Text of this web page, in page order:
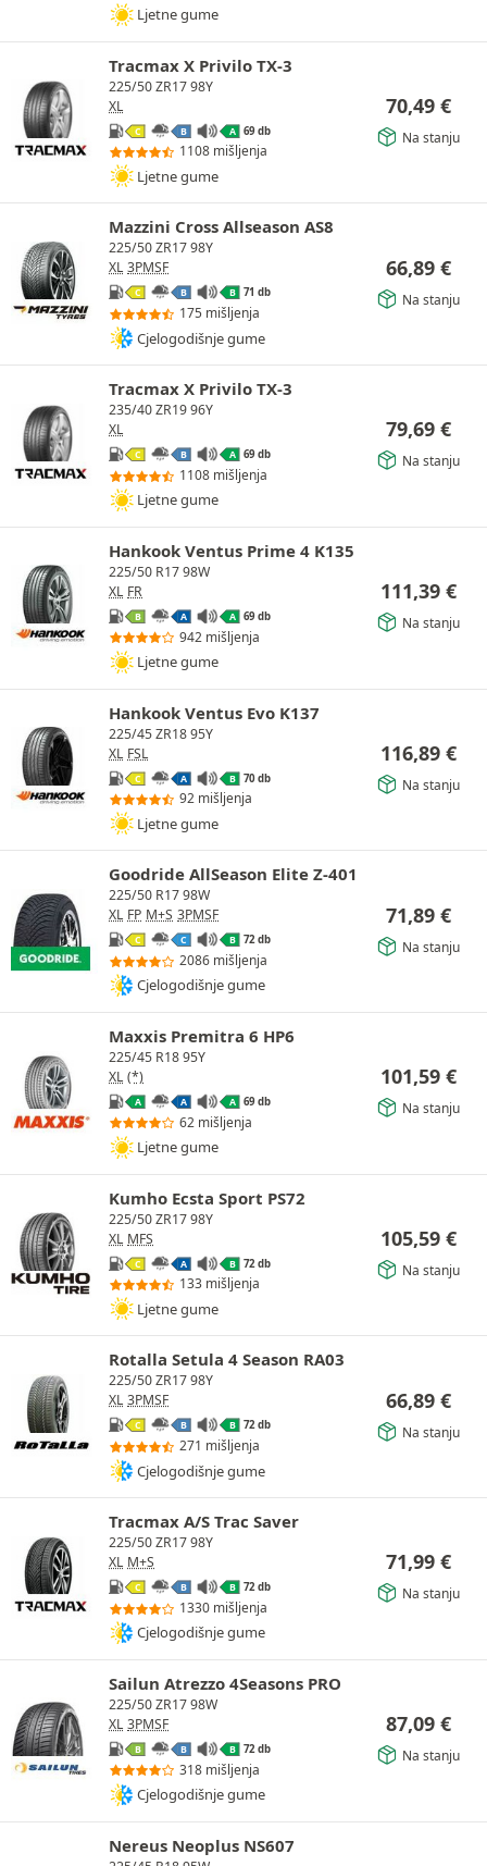
Ljetne gume
Tracmax X Privilo TX-3
225/50 ZR17 98Y
XL
C B A 69 db
1108 mišljenja
Ljetne gume
70,49 €
Na stanju
Mazzini Cross Allseason AS8
225/50 ZR17 98Y
XL 3PMSF
C B B 71 db
175 mišljenja
Cjelogodišnje gume
66,89 €
Na stanju
Tracmax X Privilo TX-3
235/40 ZR19 96Y
XL
C B A 69 db
1108 mišljenja
Ljetne gume
79,69 €
Na stanju
Hankook Ventus Prime 4 K135
225/50 R17 98W
XL FR
B A A 69 db
942 mišljenja
Ljetne gume
111,39 €
Na stanju
Hankook Ventus Evo K137
225/45 ZR18 95Y
XL FSL
C A B 70 db
92 mišljenja
Ljetne gume
116,89 €
Na stanju
Goodride AllSeason Elite Z-401
225/50 R17 98W
XL FP M+S 3PMSF
C C B 72 db
2086 mišljenja
Cjelogodišnje gume
71,89 €
Na stanju
Maxxis Premitra 6 HP6
225/45 R18 95Y
XL (*)
A A A 69 db
62 mišljenja
Ljetne gume
101,59 €
Na stanju
Kumho Ecsta Sport PS72
225/50 ZR17 98Y
XL MFS
C A B 72 db
133 mišljenja
Ljetne gume
105,59 €
Na stanju
Rotalla Setula 4 Season RA03
225/50 ZR17 98Y
XL 3PMSF
C B B 72 db
271 mišljenja
Cjelogodišnje gume
66,89 €
Na stanju
Tracmax A/S Trac Saver
225/50 ZR17 98Y
XL M+S
C B B 72 db
1330 mišljenja
Cjelogodišnje gume
71,99 €
Na stanju
Sailun Atrezzo 4Seasons PRO
225/50 ZR17 98W
XL 3PMSF
B B B 72 db
318 mišljenja
Cjelogodišnje gume
87,09 €
Na stanju
Nereus Neoplus NS607